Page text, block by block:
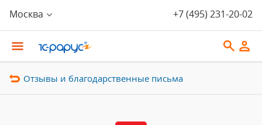
Москва +7 (495) 231-20-02
Отзывы и благодарственные письма